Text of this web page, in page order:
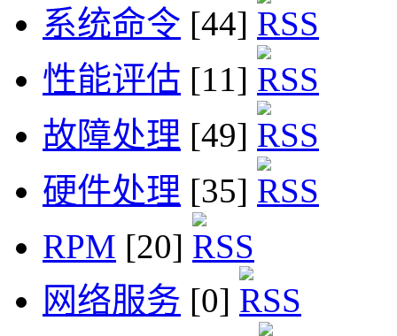
系统命令 [44]
性能评估 [11]
故障处理 [49]
硬件处理 [35]
RPM [20]
网络服务 [0]